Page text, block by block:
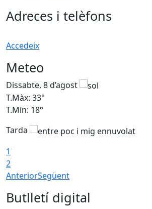
Adreces i telèfons
Accedeix
Meteo
Dissabte, 8 d’agost
T.Màx: 33°
T.Min: 18°
Tarda
1
2
AnteriorSegüent
Butlletí digital